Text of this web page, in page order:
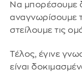
Να μπορέσουμε
αναγνωρίσουμε
στείλουμε τις
Τέλος, έγινε
είναι